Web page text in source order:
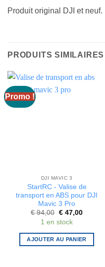
Produit original DJI et neuf.
PRODUITS SIMILAIRES
Promo !
DJI MAVIC 3
StartRC - Valise de
transport en ABS pour DJI
Mavic 3 Pro
€94,00 Le
prix
initial
était :
€ 94,00.
€47,00Le
est :
€ 47,00.
1 en stock
AJOUTER AU PANIER